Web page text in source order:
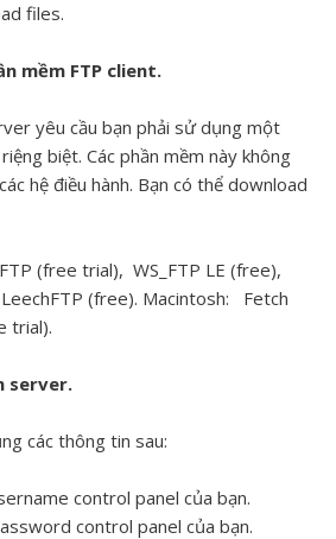
files.
mềm FTP client.
yêu cầu bạn phải sử dụng một
biệt. Các phần mềm này không
hệ điều hành. Bạn có thể download
(free trial), WS_FTP LE (free),
(free). Macintosh: Fetch
trial).
server.
các thông tin sau:
control panel của bạn.
control panel của bạn.